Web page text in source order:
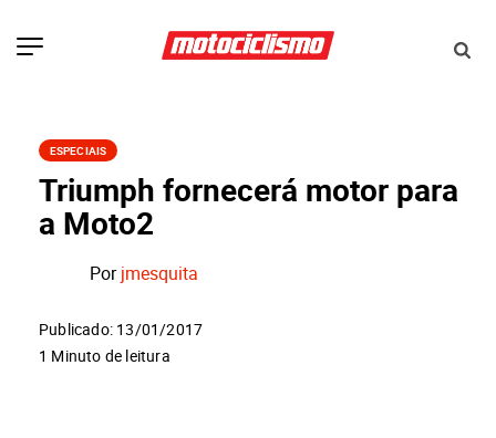
ESPECIAIS
Triumph fornecerá motor para
a Moto2
Porjmesquita
Publicado: 13/01/2017
1 Minuto de leitura